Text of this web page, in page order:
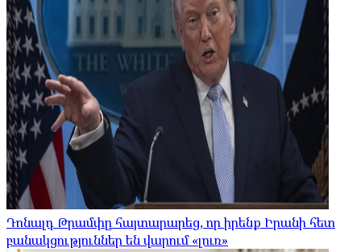
Դոնալդ Թրամփը հայտարարեց, որ իրենք Իրանի հետ
բանակցություններ են վարում «լուռ»